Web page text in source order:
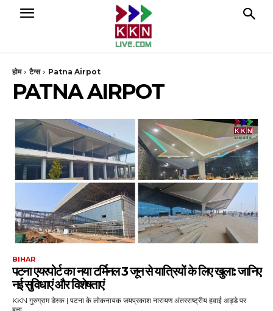
होम टैग्स Patna Airpot
PATNA AIRPOT
BIHAR
पटना एयरपोर्ट का नया टर्मिनल 3 जून से यात्रियों के लिए खुला: जानिए
नई सुविधाएं और विशेषताएं
KKN गुरुग्राम डेस्क | पटना के लोकनायक जयप्रकाश नारायण अंतरराष्ट्रीय हवाई अड्डे पर